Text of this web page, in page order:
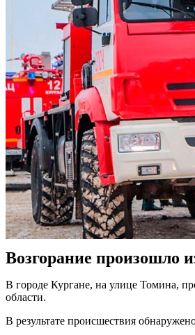
Возгорание произошло
В городе Кургане, на улице Томина,
области.
В результате происшествия